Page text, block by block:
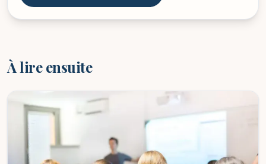
À lire ensuite